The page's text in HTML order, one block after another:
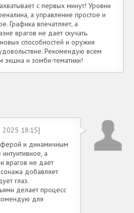
с первых минут! Уровни
а управление простое и
Графика впечатляет, а
врагов не дает скучать.
способностей и оружия
Рекомендую всем
экшна и зомби-тематики!
2025 18:15]
и динамичным
а
врагов не дает
добавляет
глаз.
делает процесс
для